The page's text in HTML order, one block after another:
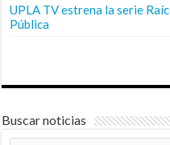
UPLA TV estrena la serie
Pública
Buscar noticias